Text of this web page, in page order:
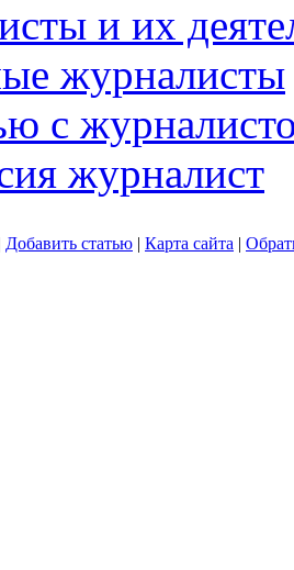
и их
журналисты
с
журналист
Добавить статью | Карта сайта |